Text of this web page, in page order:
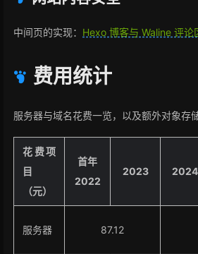
中间页的实现： Hexo 博客与 Waline 评论
费用统计
服务器与域名花费一览，以及额外对象存
花费项
目
（元）
首年
2022
2023 2024
服务器 87.12